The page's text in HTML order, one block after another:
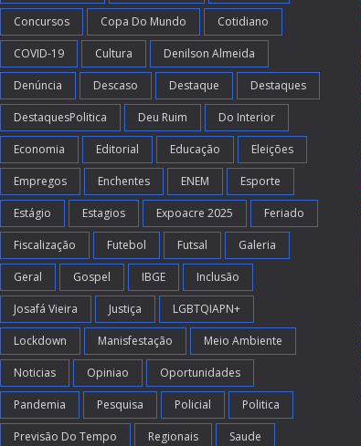
Concursos Copa Do Mundo Cotidiano
COVID-19 Cultura Denilson Almeida
Denúncia Descaso Destaque Destaques
DestaquesPolitica Deu Ruim Do Interior
Economia Editorial Educação Eleições
Empregos Enchentes ENEM Esporte
Estágio Estagios Expoacre 2025 Feriado
Fiscalização Futebol Futsal Galeria
Geral Gospel IBGE Inclusão
Josafá Vieira Justiça LGBTQIAPN+
Lockdown Manisfestação Meio Ambiente
Noticias Opiniao Oportunidades
Pandemia Pesquisa Policial Politica
Previsão Do Tempo Regionais Saude